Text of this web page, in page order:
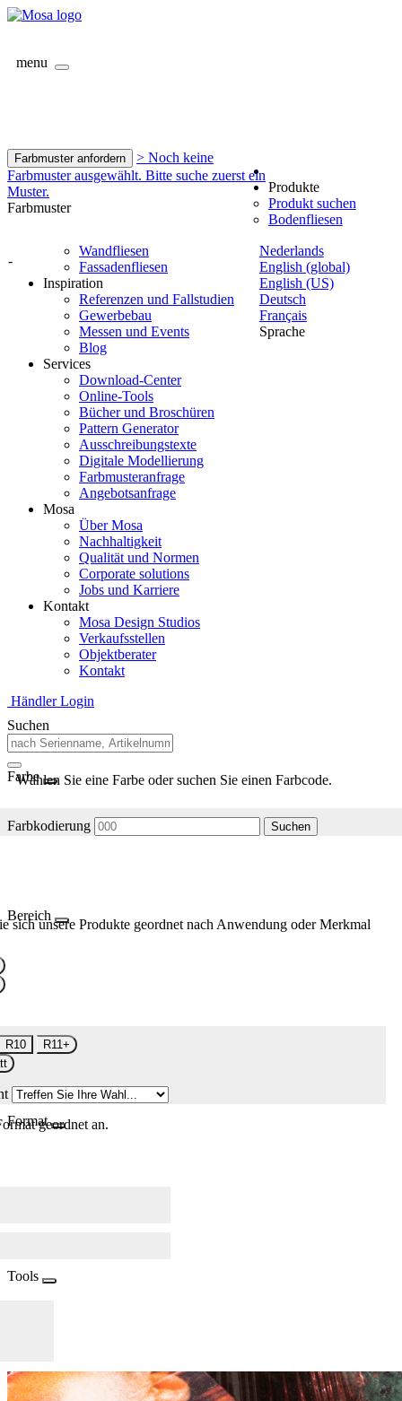
menu
Farbmuster anfordern
> Noch keine
Farbmuster ausgewählt. Bitte suche zuerst ein
Muster.
Farbmuster
-
Nederlands
English (global)
English (US)
Deutsch
Français
Sprache
Produkte
Produkt suchen
Bodenfliesen
Wandfliesen
Fassadenfliesen
Inspiration
Referenzen und Fallstudien
Gewerbebau
Messen und Events
Blog
Services
Download-Center
Online-Tools
Bücher und Broschüren
Pattern Generator
Ausschreibungstexte
Digitale Modellierung
Farbmusteranfrage
Angebotsanfrage
Mosa
Über Mosa
Nachhaltigkeit
Qualität und Normen
Corporate solutions
Jobs und Karriere
Kontakt
Mosa Design Studios
Verkaufsstellen
Objektberater
Kontakt
Händler Login
Suchen
Farbe
Wählen Sie eine Farbe oder suchen Sie einen Farbcode.
Farbkodierung Suchen
Bereich
sich unsere Produkte geordnet nach Anwendung oder Merkmal
R10
R11+
Formatgeordnet an.
Tools